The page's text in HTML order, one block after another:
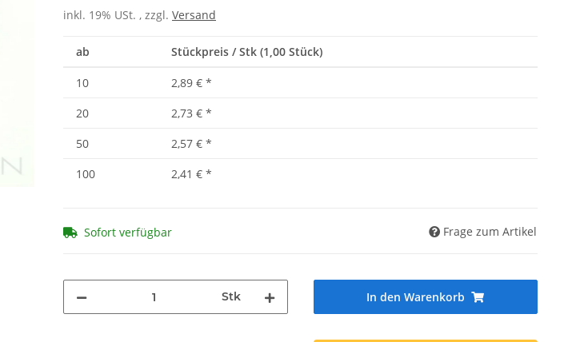
inkl. 19% USt. , zzgl. Versand
ab Stückpreis / Stk (1,00 Stück)
10 2,89 € *
20
2,73 € *
50
2,57 € *
100
2,41 € *
Sofort verfügbar Frage zum Artikel
Stk In den Warenkorb